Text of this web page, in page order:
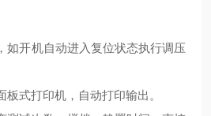
如开机自动进入复位状态执行调压
式打印机，自动打印输出。